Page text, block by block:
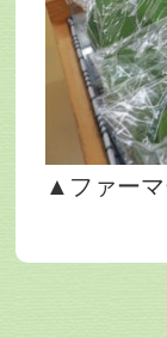
▲ファーマ